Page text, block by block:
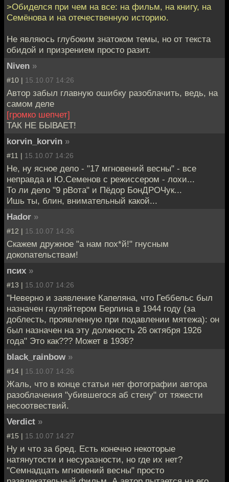
>Обиделся при чем на все: на фильм, на книгу, на
Семёнова и на отечественную историю.
Не являюсь глубоким знатоком темы, но от текста
обидой и призрением просто разит.
Niven »
#10 | 15.10.07 14:26
Автор забыл главную ошибку разоблачить, ведь, на
самом деле
[громко шепчет]
ТАК НЕ БЫВАЕТ!
korvin_korvin »
#11 | 15.10.07 14:26
Не, ну ясное дело - "17 мгновений весны" - все
неправда и Ю.Семенов с режиссером - лохи...
То ли дело "9 рВота" и Пёдор БонДРОЧук...
Ишь ты, блин, внимательный какой...
Hador »
#12 | 15.10.07 14:26
Скажем дружное "а нам пох*й!" гнусным
докопательствам!
псих »
#13 | 15.10.07 14:26
"Неверно и заявление Капеляна, что Геббельс был
назначен гауляйтером Берлина в 1944 году (за
доблесть, проявленную при подавлении мятежа): он
был назначен на эту должность 26 октября 1926
года" Это как??? Может в 1936?
black_rainbow »
#14 | 15.10.07 14:26
Жаль, что в конце статьи нет фотографии автора
разоблачения "убившегося аб стену" от тяжести
несоотвествий.
Verdict »
#15 | 15.10.07 14:27
Ну и что за бред. Есть конечно некоторые
натянутости и несуразности, но где их нет?
"Семнадцать мгновений весны" просто